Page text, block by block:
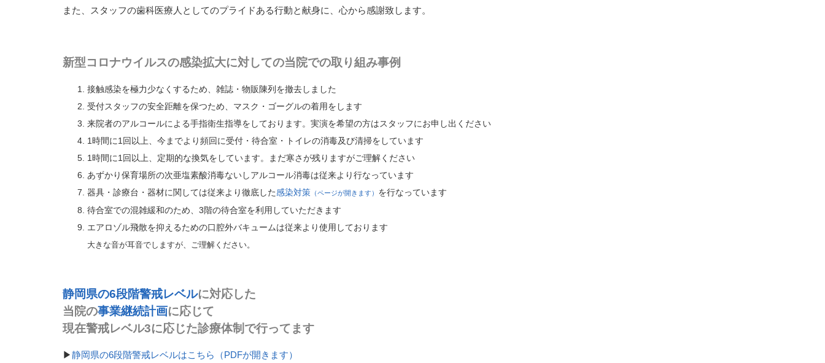
また、スタッフの歯科医療人としてのプライドある行動と献身に、心から感謝致します。
新型コロナウイルスの感染拡大に対しての当院での取り組み事例
接触感染を極力少なくするため、雑誌・物販陳列を撤去しました
受付スタッフの安全距離を保つため、マスク・ゴーグルの着用をします
来院者のアルコールによる手指衛生指導をしております。実演を希望の方はスタッフにお申し出ください
1時間に1 回以上、今までより頻回に受付・待合室・トイレの消毒及び清掃をしています
1時間に1 回以上、定期的な換気をしています。まだ寒さが残りますがご理解ください
あずかり保育場所の次亜塩素酸消毒ないしアルコール消毒は従来より行なっています
器具・診療台・器材に関しては従来より徹底した感染対策 （ページが開きます） を行なっています
待合室での混雑緩和のため、3階の待合室を利用していただきます
エアロゾル飛散を抑えるための口腔外バキュームは従来より使用しております
大きな音が耳音でしますが、ご理解ください。
静岡県の6段階警戒レベルに対応した
当院の事業継続計画に応じて
現在警戒レベル3に応じた診療体制で行ってます
▶静岡県の6段階警戒レベルはこちら（PDFが開きます）